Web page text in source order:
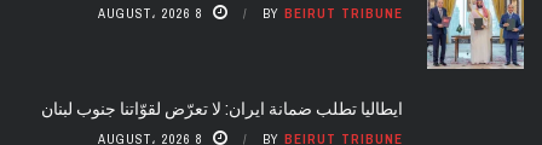
BY BEIRUT TRIBUNE 8 AUGUST، 2026
ايطاليا تطلب ضمانة ايران: لا تعرّض لقوّاتنا جنوب لبنان
BY BEIRUT TRIBUNE 8 AUGUST، 2026